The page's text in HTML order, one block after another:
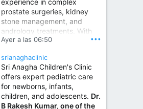
Sumukha Hospital | Ear, Nose & Throat, Dental & Maxillofacial Surgery Center
www.sumukhahospitals.co
m
prostate surgeries, kidney
stone management, and
andrology treatments. With
years of surgical practice and
invasive and robotic
techniques.
Best Urologist in Vijayawada | Urology Specialist in Vijayawada
Ayer a las 06:50 •••
srianaghaclinic
Sri Anagha Children's Clinic
offers expert pediatric care
for newborns, infants,
children, and adolescents. Dr.
B Rakesh Kumar, one of the